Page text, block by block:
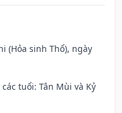
(Hỏa sinh Thổ), ngày
tuổi: Tân Mùi và Kỷ